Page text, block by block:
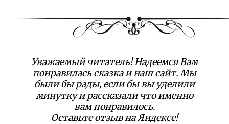
Уважаемый читатель! Надеемся Вам
понравилась сказка и наш сайт. Мы
были бы рады, если бы вы уделили
минутку и рассказали что именно
вам понравилось.
Оставьте отзыв на Яндексе!